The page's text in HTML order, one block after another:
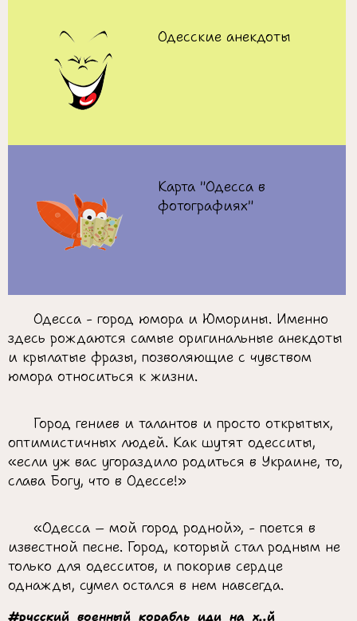
Одесские анекдоты
Карта "Одесса в
фотографиях"
Одесса - город юмора и Юморины. Именно
здесь рождаются самые оригинальные анекдоты
и крылатые фразы, позволяющие с чувством
юмора относиться к жизни.
Город гениев и талантов и просто открытых,
оптимистичных людей. Как шутят одесситы,
«если уж вас угораздило родиться в Украине, то,
слава Богу, что в Одессе!»
«Одесса – мой город родной», - поется в
известной песне. Город, который стал родным не
только для одесситов, и покорив сердце
однажды, сумел остался в нем навсегда.
#русский_военный_корабль_иди_на_х..й